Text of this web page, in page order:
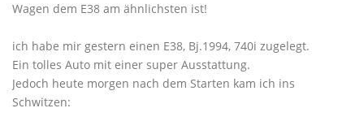
Wagen dem E38 am ähnlichsten ist!
ich habe mir gestern einen E38, Bj.1994, 740i zugelegt.
Ein tolles Auto mit einer super Ausstattung.
Jedoch heute morgen nach dem Starten kam ich ins
Schwitzen: